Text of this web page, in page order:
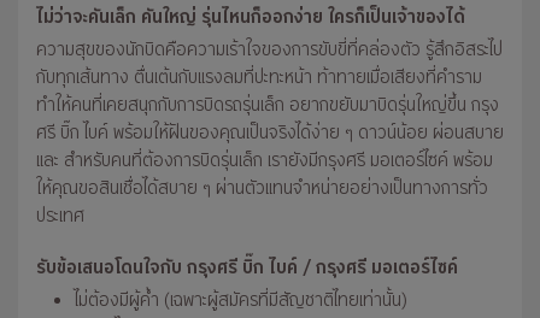
ไม่ว่าจะคันเล็ก คันใหญ่ รุ่นไหนก็ออกง่าย ใครก็เป็นเจ้าของได้
ความสุขของนักบิดคือความเร้าใจของการขับขี่ที่คล่องตัว รู้สึกอิสระไป
กับทุกเส้นทาง ตื่นเต้นกับแรงลมที่ปะทะหน้า ท้าทายเมื่อเสียงที่คำราม
ทำให้คนที่เคยสนุกกับการบิดรถรุ่นเล็ก อยากขยับมาบิดรุ่นใหญ่ขึ้น กรุง
ศรี บิ๊ก ไบค์ พร้อมให้ฝันของคุณเป็นจริงได้ง่าย ๆ ดาวน์น้อย ผ่อนสบาย
และ สำหรับคนที่ต้องการบิดรุ่นเล็ก เรายังมีกรุงศรี มอเตอร์ไซค์ พร้อม
ให้คุณขอสินเชื่อได้สบาย ๆ ผ่านตัวแทนจำหน่ายอย่างเป็นทางการทั่ว
ประเทศ
รับข้อเสนอโดนใจกับ กรุงศรี บิ๊ก ไบค์ / กรุงศรี มอเตอร์ไซค์
ไม่ต้องมีผู้ค้ำ (เฉพาะผู้สมัครที่มีสัญชาติไทยเท่านั้น)